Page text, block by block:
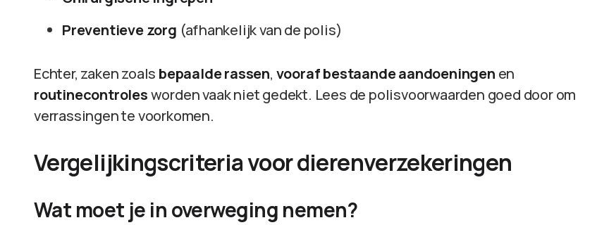
Preventieve zorg (afhankelijk van de polis)
Echter, zaken zoals bepaalde rassen, vooraf bestaande aandoeningen en
routinecontrolesworden vaak niet gedekt. Lees de polisvoorwaarden goed door om
verrassingen te voorkomen.
Vergelijkingscriteria voor dierenverzekeringen
Wat moet je in overweging nemen?